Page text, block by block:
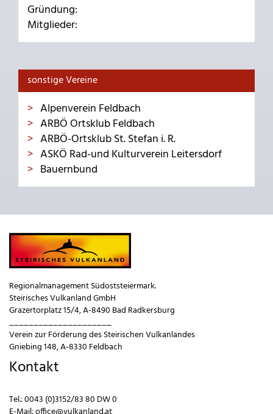
Gründung:
Mitglieder:
sonstige Vereine
Alpenverein Feldbach
ARBÖ Ortsklub Feldbach
ARBÖ-Ortsklub St. Stefan i. R.
ASKÖ Rad-und Kulturverein Leitersdorf
Bauernbund
Regionalmanagement Südoststeiermark.
Steirisches Vulkanland GmbH
Grazertorplatz 15/4, A-8490 Bad Radkersburg
_____________________
Verein zur Förderung des Steirischen Vulkanlandes
Gniebing 148, A-8330 Feldbach
Kontakt
Tel.:0043 (0)3152/83 80 DW 0